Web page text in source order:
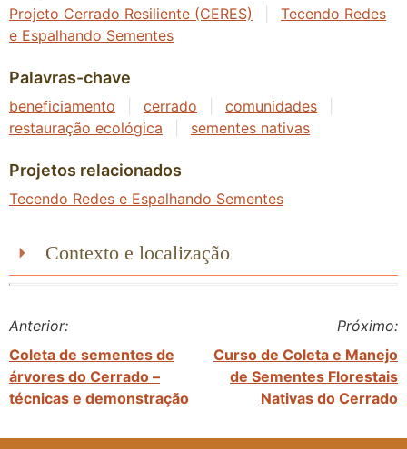
Projeto Cerrado Resiliente (CERES)
Tecendo Redes
e Espalhando Sementes
Palavras-chave
beneficiamento cerrado comunidades
restauração ecológica
sementes nativas
Projetos relacionados
Tecendo Redes e Espalhando Sementes
Contexto e localização
Anterior:
Coleta de sementes de
árvores do Cerrado –
técnicas e demonstração
Próximo:
Curso de Coleta e Manejo
de Sementes Florestais
Nativas do Cerrado